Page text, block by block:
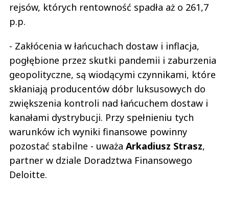
rejsów, których rentowność spadła aż o 261,7
p.p.
- Zakłócenia w łańcuchach dostaw i inflacja,
pogłębione przez skutki pandemii i zaburzenia
geopolityczne, są wiodącymi czynnikami, które
skłaniają producentów dóbr luksusowych do
zwiększenia kontroli nad łańcuchem dostaw i
kanałami dystrybucji. Przy spełnieniu tych
warunków ich wyniki finansowe powinny
pozostać stabilne - uważa Arkadiusz Strasz,
partner w dziale Doradztwa Finansowego
Deloitte.